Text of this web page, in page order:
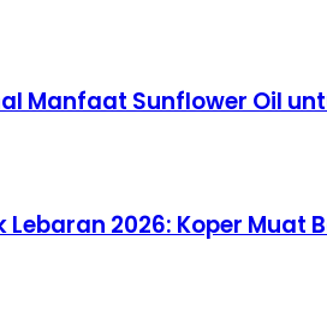
Manfaat Sunflower Oil
2026: Koper Muat